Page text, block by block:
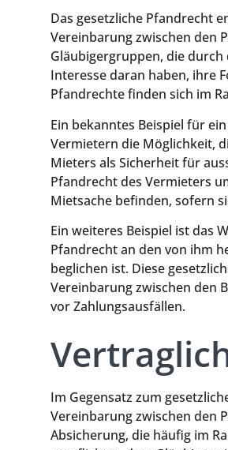
Das gesetzliche Pfandrecht
Vereinbarung zwischen den
Gläubigergruppen, die
Interesse daran haben, ihre
Pfandrechte finden sich im
Ein bekanntes Beispiel für
Vermietern die Möglichkeit,
Mieters als Sicherheit für
Pfandrecht des Vermieters
Mietsache befinden, sofern
Ein weiteres Beispiel ist das
Pfandrecht an den von ihm
beglichen ist. Diese
Vereinbarung zwischen den
vor Zahlungsausfällen.
Im Gegensatz zum
Vereinbarung zwischen den
Absicherung, die häufig im